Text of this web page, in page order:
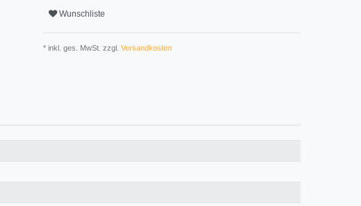
Wunschliste
* inkl. ges. MwSt. zzgl. Versandkosten